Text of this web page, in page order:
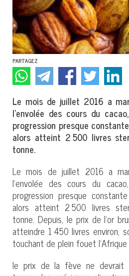
PARTAGEZ
Le mois de juillet 2016 a
l‘envolée des cours du
progression presque
alors atteint 2 500 livres
tonne.
Le mois de juillet 2016 a
l‘envolée des cours du
progression presque
alors atteint 2 500 livres
tonne. Depuis, le prix de l’or
atteindre 1 450 livres environ,
touchant de plein fouet l’Afrique
le prix de la fève ne devrait